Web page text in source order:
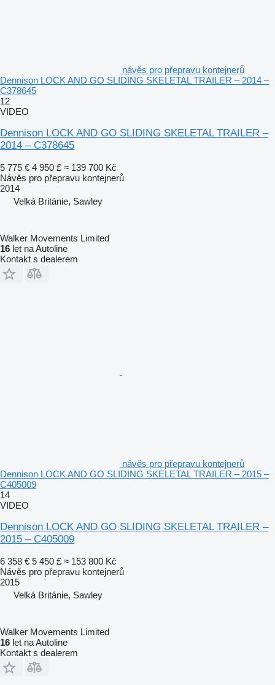
návěs pro přepravu kontejnerů
Dennison LOCK AND GO SLIDING SKELETAL TRAILER – 2014 –
C378645
12
VIDEO
Dennison LOCK AND GO SLIDING SKELETAL TRAILER –
2014 – C378645
5 775 € 4 950 £ ≈ 139 700 Kč
Návěs pro přepravu kontejnerů
2014
Velká Británie, Sawley
Walker Movements Limited
16 let na Autoline
Kontakt s dealerem
návěs pro přepravu kontejnerů
Dennison LOCK AND GO SLIDING SKELETAL TRAILER – 2015 –
C405009
14
VIDEO
Dennison LOCK AND GO SLIDING SKELETAL TRAILER –
2015 – C405009
6 358 € 5 450 £ ≈ 153 800 Kč
Návěs pro přepravu kontejnerů
2015
Velká Británie, Sawley
Walker Movements Limited
16 let na Autoline
Kontakt s dealerem